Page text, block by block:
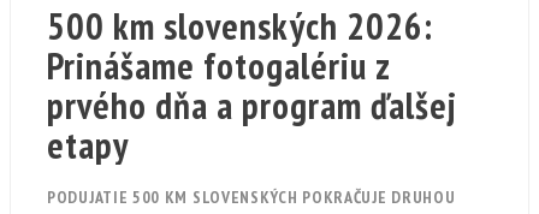
500 km slovenských 2026:
Prinášame fotogalériu z
prvého dňa a program ďalšej
etapy
PODUJATIE 500 KM SLOVENSKÝCH POKRAČUJE DRUHOU